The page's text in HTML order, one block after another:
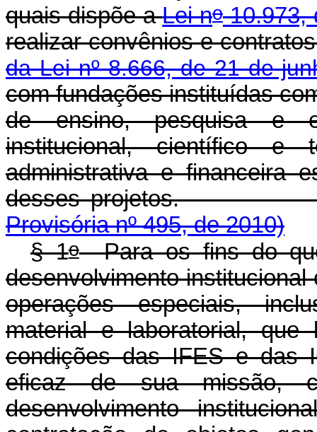
quais dispõe aLei no10.973,
realizar convênios e
da Lei nº 8.666, de 21 de
com fundações instituídas
de ensino, pesquisa e
institucional, científico e
administrativa e financeira
desses
Provisória nº 495, de 2010)
§ 1oPara os fins do
desenvolvimento
operações especiais,
material e laboratorial, que
condições das IFES e das
eficaz de sua missão,
desenvolvimento